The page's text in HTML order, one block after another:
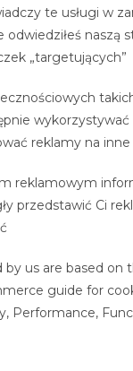
te usługi w
odwiedziłeś naszą
„targetujących”
wykorzystywać
reklamy na
reklamowym
przedstawić Ci
by us are based on
guide for
Performance,